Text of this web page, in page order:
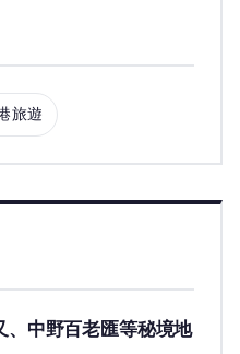
旅遊
、中野百老匯等秘境地